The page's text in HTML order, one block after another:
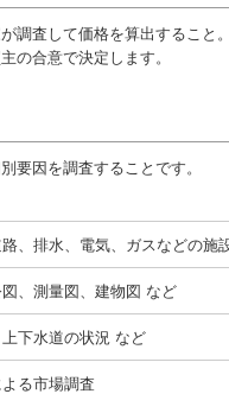
調査して価格を算出すること
の合意で決定します。
要因を調査することです。
、排水、電気、ガスなどの施
、測量図、建物図 など
下水道の状況 など
る市場調査